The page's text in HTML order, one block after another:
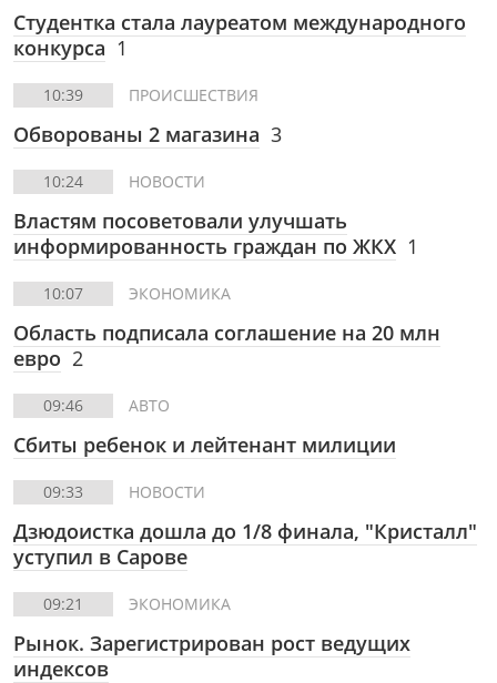
Студентка стала лауреатом международного
конкурса 1
10:39 ПРОИСШЕСТВИЯ
Обворованы 2 магазина 3
10:24 НОВОСТИ
Властям посоветовали улучшать
информированность граждан по ЖКХ 1
10:07 ЭКОНОМИКА
Область подписала соглашение на 20 млн
евро 2
09:46 АВТО
Сбиты ребенок и лейтенант милиции
09:33 НОВОСТИ
Дзюдоистка дошла до 1/8 финала, "Кристалл"
уступил в Сарове
09:21 ЭКОНОМИКА
Рынок. Зарегистрирован рост ведущих
индексов